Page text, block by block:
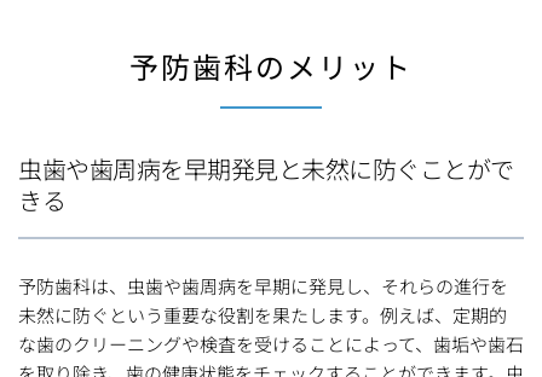
予防歯科のメリット
虫歯や歯周病を早期発見と未然に防ぐことがで
きる
予防歯科は、虫歯や歯周病を早期に発見し、それらの進行を
未然に防ぐという重要な役割を果たします。例えば、定期的
な歯のクリーニングや検査を受けることによって、歯垢や歯石